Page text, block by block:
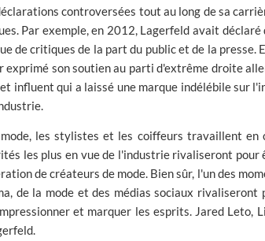
controversées tout au long de sa
Par exemple, en 2012, Lagerfeld avait
de critiques de la part du public et de la
exprimé son soutien au parti d'extrême droite
influent qui a laissé une marque indélébile sur
les stylistes et les coiffeurs travaillent
les plus en vue de l'industrie rivaliseront
de créateurs de mode. Bien sûr, l'un des
de la mode et des médias sociaux
et marquer les esprits. Jared Leto,